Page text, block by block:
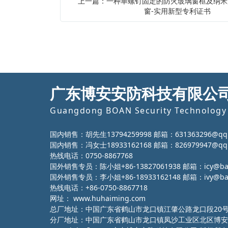
窗-实用新型专利证书
广东博安安防科技有限公
Guangdong BOAN Security
国内销售：胡先生13794259998 邮箱：
国内销售：冯女士18933162168 邮箱：
热线电话：0750-8867768
国外销售专员：陈小姐+86-13827061938 邮箱：
国外销售专员：李小姐+86-18933162148 邮箱：
热线电话：+86-0750-8867718
网址： www.huhaiming.com
总厂地址：中国广东省鹤山市龙口镇江肇公路龙口段20
分厂地址：中国广东省鹤山市龙口镇凤沙工业区北区博